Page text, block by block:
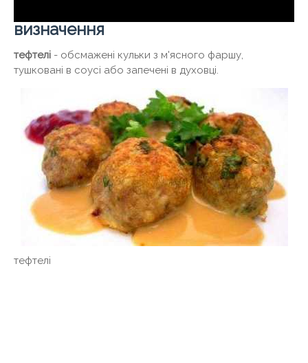
визначення
тефтелі - обсмажені кульки з м'ясного фаршу,
тушковані в соусі або запечені в духовці.
тефтелі